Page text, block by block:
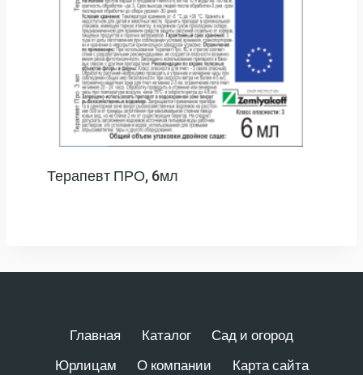
Терапевт ПРО, 6мл
Главная Каталог
Сад и огород
Юрлицам
О компании Карта сайта